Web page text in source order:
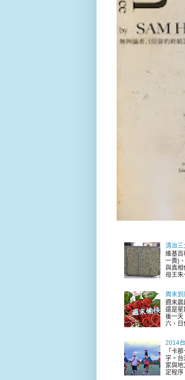
清治三
維基百
一貴)
與真相
母王朱
周末到
週末晨
還是星
後一天
六、日
2014
「卡
字。台
家與
定程